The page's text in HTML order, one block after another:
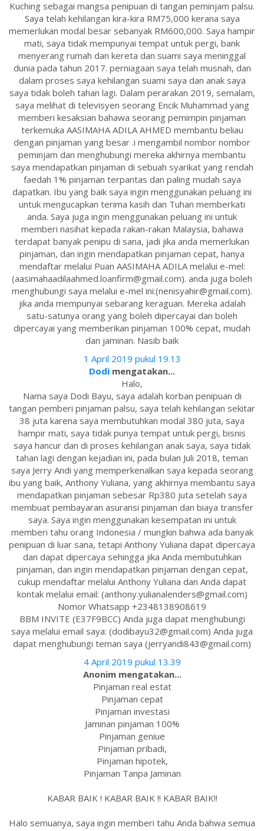
Kuching sebagai mangsa penipuan di tangan peminjam palsu.
Saya telah kehilangan kira-kira RM75,000 kerana saya
memerlukan modal besar sebanyak RM600,000. Saya hampir
mati, saya tidak mempunyai tempat untuk pergi, bank
menyerang rumah dan kereta dan suami saya meninggal
dunia pada tahun 2017. perniagaan saya telah musnah, dan
dalam proses saya kehilangan suami saya dan anak saya
saya tidak boleh tahan lagi. Dalam perarakan 2019, semalam,
saya melihat di televisyen seorang Encik Muhammad yang
memberi kesaksian bahawa seorang pemimpin pinjaman
terkemuka AASIMAHA ADILA AHMED membantu beliau
dengan pinjaman yang besar .i mengambil nombor nombor
peminjam dan menghubungi mereka akhirnya membantu
saya mendapatkan pinjaman di sebuah syarikat yang rendah
faedah 1% pinjaman terpantas dan paling mudah saya
dapatkan. Ibu yang baik saya ingin menggunakan peluang ini
untuk mengucapkan terima kasih dan Tuhan memberkati
anda. Saya juga ingin menggunakan peluang ini untuk
memberi nasihat kepada rakan-rakan Malaysia, bahawa
terdapat banyak penipu di sana, jadi jika anda memerlukan
pinjaman, dan ingin mendapatkan pinjaman cepat, hanya
mendaftar melalui Puan AASIMAHA ADILA melalui e-mel:
(aasimahaadilaahmed.loanfirm@gmail.com). anda juga boleh
menghubungi saya melalui e-mel ini:(nenisyahir@gmail.com).
jika anda mempunyai sebarang keraguan. Mereka adalah
satu-satunya orang yang boleh dipercayai dan boleh
dipercayai yang memberikan pinjaman 100% cepat, mudah
dan jaminan. Nasib baik
1 April 2019 pukul 19.13
Dodi mengatakan...
Halo,
Nama saya Dodi Bayu, saya adalah korban penipuan di
tangan pemberi pinjaman palsu, saya telah kehilangan sekitar
38 juta karena saya membutuhkan modal 380 juta, saya
hampir mati, saya tidak punya tempat untuk pergi, bisnis
saya hancur dan di proses kehilangan anak saya, saya tidak
tahan lagi dengan kejadian ini, pada bulan Juli 2018, teman
saya Jerry Andi yang memperkenalkan saya kepada seorang
ibu yang baik, Anthony Yuliana, yang akhirnya membantu saya
mendapatkan pinjaman sebesar Rp380 juta setelah saya
membuat pembayaran asuransi pinjaman dan biaya transfer
saya. Saya ingin menggunakan kesempatan ini untuk
memberi tahu orang Indonesia / mungkin bahwa ada banyak
penipuan di luar sana, tetapi Anthony Yuliana dapat dipercaya
dan dapat dipercaya sehingga jika Anda membutuhkan
pinjaman, dan ingin mendapatkan pinjaman dengan cepat,
cukup mendaftar melalui Anthony Yuliana dan Anda dapat
kontak melalui email: (anthony.yulianalenders@gmail.com)
Nomor Whatsapp +2348138908619
BBM INVITE (E37F9BCC) Anda juga dapat menghubungi
saya melalui email saya: (dodibayu32@gmail.com) Anda juga
dapat menghubungi teman saya (jerryandi843@gmail.com)
4 April 2019 pukul 13.39
Anonim mengatakan...
Pinjaman real estat
Pinjaman cepat
Pinjaman investasi
Jaminan pinjaman 100%
Pinjaman geniue
Pinjaman pribadi,
Pinjaman hipotek,
Pinjaman Tanpa Jaminan
KABAR BAIK ! KABAR BAIK !! KABAR BAIK!!
Halo semuanya, saya ingin memberi tahu Anda bahwa semua